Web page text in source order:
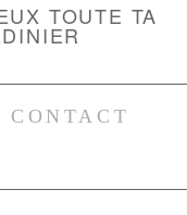
TOUTE TA
CONTACT